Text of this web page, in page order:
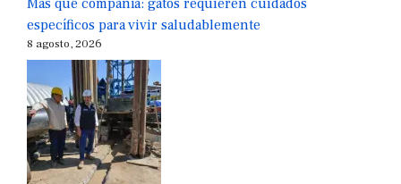
específicos para vivir saludablemente
8 agosto, 2026